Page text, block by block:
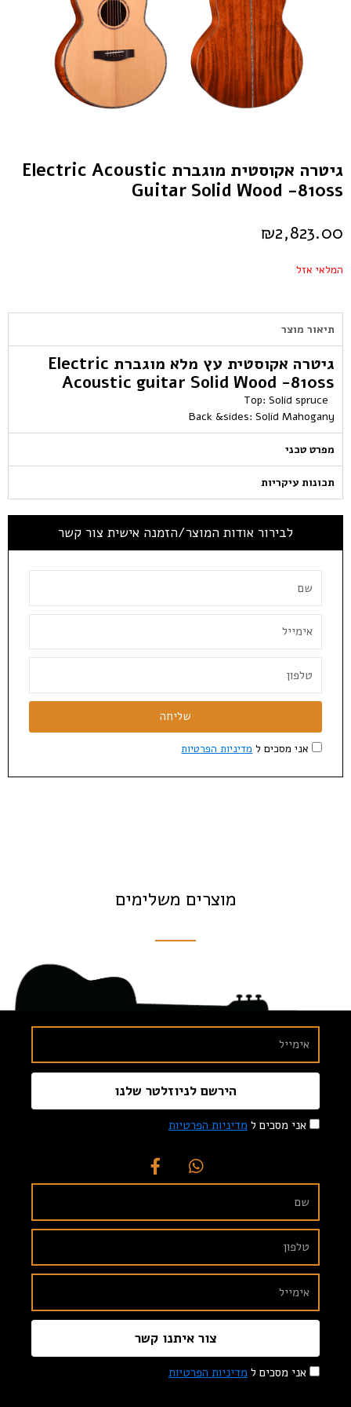
גיטרה אקוסטית מוגברת Electric Acoustic
Guitar Solid Wood -810ss
₪2,823.00
המלאי אזל
תיאור מוצר
גיטרה אקוסטית עץ מלא מוגברת Electric
Acoustic guitar Solid Wood -810ss
Back &sides: Solid Mahogany
מפרט טכני
תכונות עיקריות
לבירור אודות המוצר/הזמנה אישית צור קשר
אני מסכים ל מדיניות הפרטיות
שליחה
מוצרים משלימים
אני מסכים ל מדיניות הפרטיות
הירשם לניוזלטר שלנו
אני מסכים ל מדיניות הפרטיות
צור איתנו קשר